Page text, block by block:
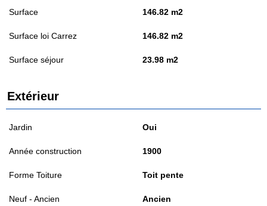
Surface 146.82 m2
Surface loi Carrez 146.82 m2
Surface séjour 23.98 m2
Extérieur
Jardin Oui
Année construction 1900
Forme Toiture Toit pente
Neuf - Ancien Ancien